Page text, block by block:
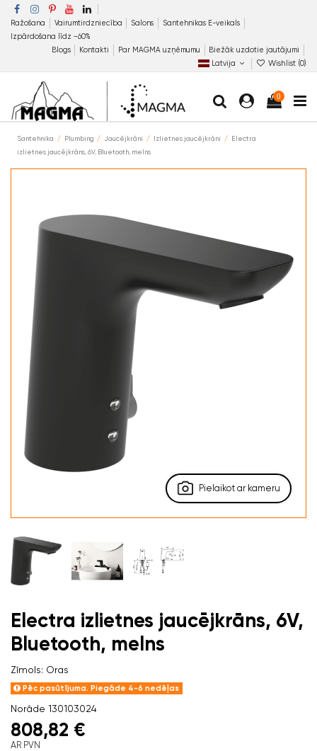
Ražošana Vairumtirdzniecība Salons
Santehnikas E-veikals
Izpārdošana līdz −60%
Blogs
Kontakti Par MAGMA uzņēmumu
Biežāk uzdotie jautājumi
Latvija
Wishlist (0)
0
Santehnika Plumbing Jaucējkrāni Izlietnes jaucējkrāni
Electra
izlietnes jaucējkrāns, 6V, Bluetooth, melns
Pielaikot ar kameru
Electra izlietnes jaucējkrāns, 6V,
Bluetooth, melns
Zīmols: Oras
Pēc pasūtījuma. Piegāde 4-6 nedēļas
Norāde 130103024
808,82 €
AR PVN